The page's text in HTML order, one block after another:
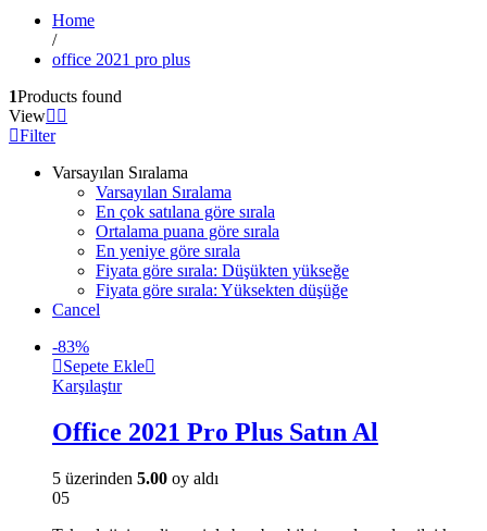
Home
/
office 2021 pro plus
1Products found
View
Filter
Varsayılan Sıralama
Varsayılan Sıralama
En çok satılana göre sırala
Ortalama puana göre sırala
En yeniye göre sırala
Fiyata göre sırala: Düşükten yükseğe
Fiyata göre sırala: Yüksekten düşüğe
Cancel
-83%
Sepete Ekle
Karşılaştır
Office 2021 Pro Plus Satın Al
5 üzerinden 5.00 oy aldı
05